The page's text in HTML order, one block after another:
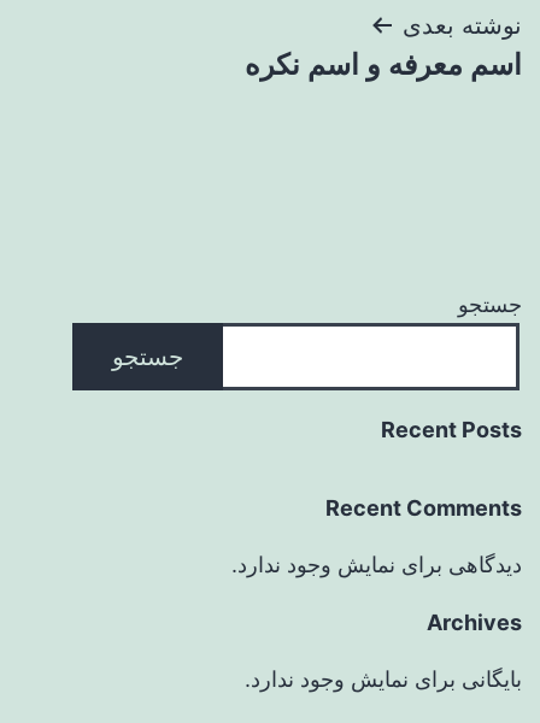
نوشته بعدی
اسم معرفه و اسم نکره
جستجو
جستجو
Recent Posts
Recent Comments
دیدگاهی برای نمایش وجود ندارد.
Archives
بایگانی برای نمایش وجود ندارد.